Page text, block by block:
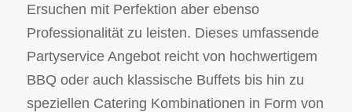
Ersuchen mit Perfektion aber ebenso
Professionalität zu leisten. Dieses umfassende
Partyservice Angebot reicht von hochwertigem
BBQ oder auch klassische Buffets bis hin zu
speziellen Catering Kombinationen in Form von